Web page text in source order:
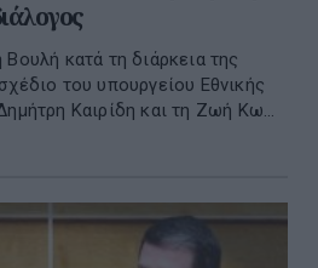
κατά τη διάρκεια της
του υπουργείου Εθνικής
Καιρίδη και τη Ζωή Κω...